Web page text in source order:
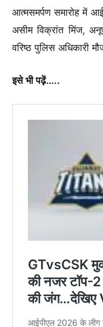
आत्मसमर्पण समारोह में
असीम विक्रांत मिंज,
वरिष्ठ पुलिस अधिकारी
इसे भी पढ़ें…..